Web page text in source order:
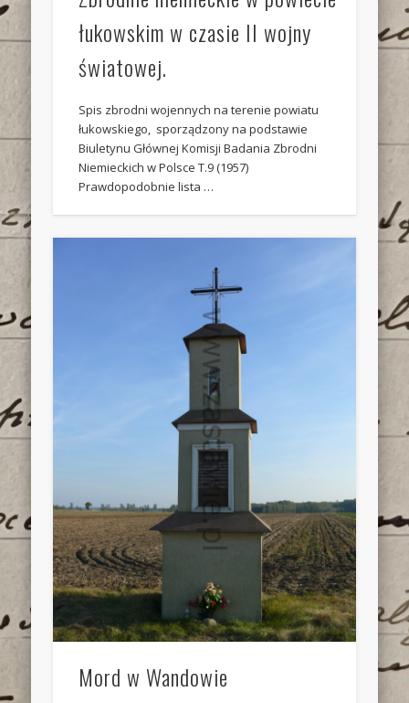
łukowskim w czasie II wojny
światowej.
Spis zbrodni wojennych na terenie powiatu
łukowskiego, sporządzony na podstawie
Biuletynu Głównej Komisji Badania Zbrodni
Niemieckich w Polsce T.9 (1957)
Prawdopodobnie lista …
Mord w Wandowie